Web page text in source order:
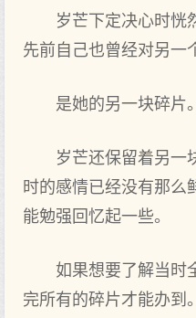
岁芒下定决心时恍
先前自己也曾经对另
是她的另一块碎片。
岁芒还保留着另一
时的感情已经没有那么
能勉强回忆起一些。
如果想要了解当时
完所有的碎片才能办到。